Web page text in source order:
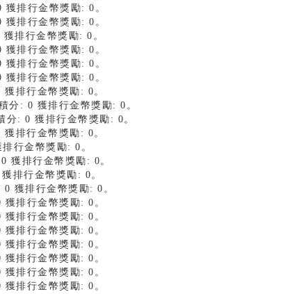
排行金幣獎勵: 0。
排行金幣獎勵: 0。
排行金幣獎勵: 0。
排行金幣獎勵: 0。
排行金幣獎勵: 0。
排行金幣獎勵: 0。
排行金幣獎勵: 0。
分: 0 獲排行金幣獎勵: 0。
: 0 獲排行金幣獎勵: 0。
排行金幣獎勵: 0。
行金幣獎勵: 0。
獲排行金幣獎勵: 0。
排行金幣獎勵: 0。
獲排行金幣獎勵: 0。
排行金幣獎勵: 0。
排行金幣獎勵: 0。
排行金幣獎勵: 0。
排行金幣獎勵: 0。
排行金幣獎勵: 0。
排行金幣獎勵: 0。
排行金幣獎勵: 0。